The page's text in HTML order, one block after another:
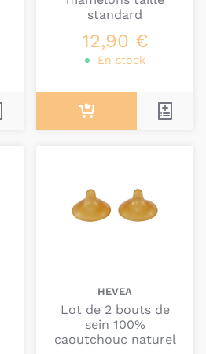
standard
12,90 €
En stock
HEVEA
Lot de 2 bouts de
sein 100%
caoutchouc naturel